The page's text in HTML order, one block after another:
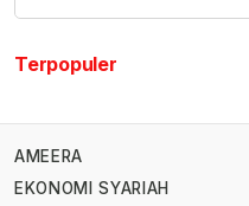
Terpopuler
AMEERA
EKONOMI SYARIAH